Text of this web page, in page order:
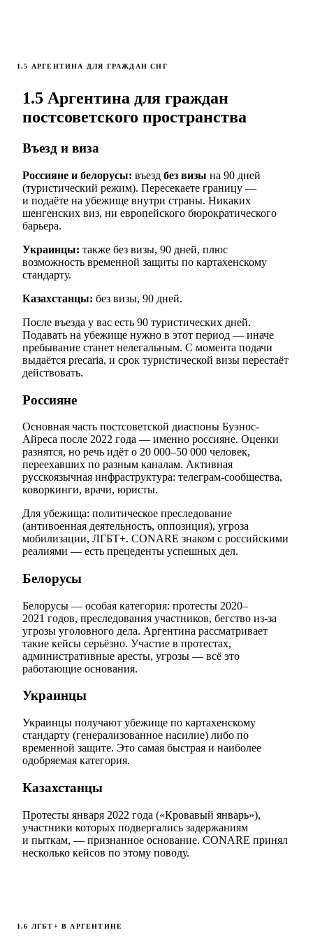
1.5 АРГЕНТИНА ДЛЯ ГРАЖДАН СНГ
1.5 Аргентина для граждан
постсоветского пространства
Въезд и виза
Россияне и белорусы: въезд без визы на 90 дней
(туристический режим). Пересекаете границу —
и подаёте на убежище внутри страны. Никаких
шенгенских виз, ни европейского бюрократического
барьера.
Украинцы: также без визы, 90 дней, плюс
возможность временной защиты по картахенскому
стандарту.
Казахстанцы: без визы, 90 дней.
После въезда у вас есть 90 туристических дней.
Подавать на убежище нужно в этот период — иначе
пребывание станет нелегальным. С момента подачи
выдаётся precaria, и срок туристической визы перестаёт
действовать.
Россияне
Основная часть постсоветской диаспоны Буэнос-
Айреса после 2022 года — именно россияне. Оценки
разнятся, но речь идёт о 20 000–50 000 человек,
переехавших по разным каналам. Активная
русскоязычная инфраструктура: телеграм-сообщества,
коворкинги, врачи, юристы.
Для убежища: политическое преследование
(антивоенная деятельность, оппозиция), угроза
мобилизации, ЛГБТ+. CONARE знаком с российскими
реалиями — есть прецеденты успешных дел.
Белорусы
Белорусы — особая категория: протесты 2020–
2021 годов, преследования участников, бегство из-за
угрозы уголовного дела. Аргентина рассматривает
такие кейсы серьёзно. Участие в протестах,
административные аресты, угрозы — всё это
работающие основания.
Украинцы
Украинцы получают убежище по картахенскому
стандарту (генерализованное насилие) либо по
временной защите. Это самая быстрая и наиболее
одобряемая категория.
Казахстанцы
Протесты января 2022 года («Кровавый январь»),
участники которых подвергались задержаниям
и пыткам, — признанное основание. CONARE принял
несколько кейсов по этому поводу.
1.6 ЛГБТ+ В АРГЕНТИНЕ